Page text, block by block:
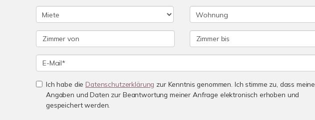
Ich habe die Datenschutzerklärung zur Kenntnis genommen. Ich stimme zu, dass meine
Angaben und Daten zur Beantwortung meiner Anfrage elektronisch erhoben und
gespeichert werden.